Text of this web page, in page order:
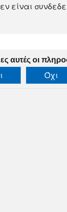
είναι
αυτές οι
Όχι